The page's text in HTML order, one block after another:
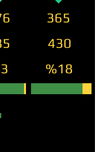
365
430
%18